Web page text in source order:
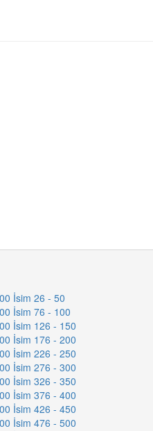
İsim 26 - 50
İsim 76 - 100
İsim 126 - 150
İsim 176 - 200
İsim 226 - 250
İsim 276 - 300
İsim 326 - 350
İsim 376 - 400
İsim 426 - 450
İsim 476 - 500